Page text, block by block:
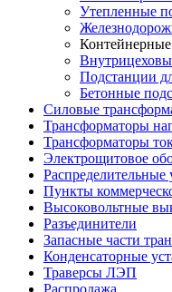
Утепленные
Подстанции
Бетонные
Силовые
Трансформаторы
Трансформаторы
Электрощитовое
Распределительные
Пункты
Высоковольтные
Разъединители
Запасные части
Конденсаторные
Траверсы ЛЭП
Распродажа